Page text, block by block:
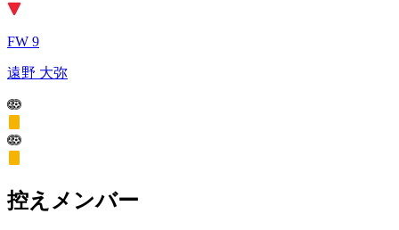
FW 9
遠野 大弥
控えメンバー